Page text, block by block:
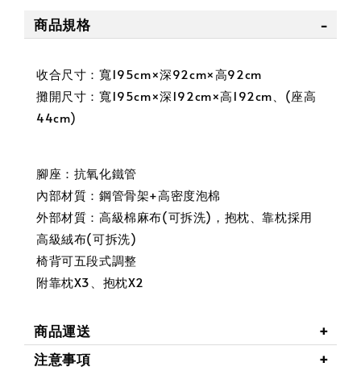
商品規格
收合尺寸：寬195cm×深92cm×高92cm
攤開尺寸：寬195cm×深192cm×高192cm、(座高
44cm)
腳座：抗氧化鐵管
內部材質：鋼管骨架+高密度泡棉
外部材質：高級棉麻布(可拆洗)，抱枕、靠枕採用
高級絨布(可拆洗)
椅背可五段式調整
附靠枕X3、抱枕X2
商品運送
注意事項